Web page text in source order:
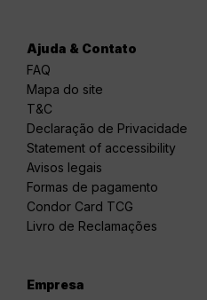
Ajuda & Contato
FAQ
Mapa do site
T&C
Declaração de Privacidade
Statement of accessibility
Avisos legais
Formas de pagamento
Condor Card TCG
Livro de Reclamações
Empresa